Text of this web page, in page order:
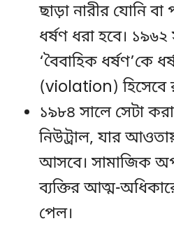
ছাড়া নারীর যোনি
ধর্ষণ ধরা হবে। ১৯৬২
‘বৈবাহিক ধর্ষণ’কে
(violation) হিসেবে
১৯৮৪ সালে সেটা
নিউট্রাল, যার
আসবে। সামাজিক
ব্যক্তির আত্ম-
পেল।